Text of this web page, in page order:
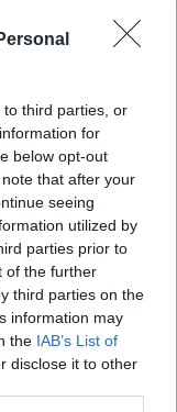
third parties, or
for
below opt-out
that after your
seeing
utilized by
parties prior to
of the further
third parties on the
information may
the IAB’s List of
disclose it to other
και ατόμων
Δήμο Χίου